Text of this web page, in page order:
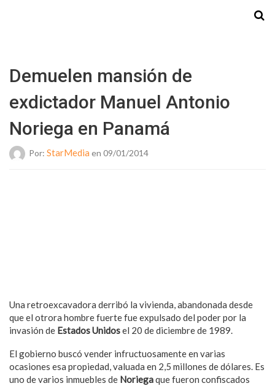
Demuelen mansión de
exdictador Manuel Antonio
Noriega en Panamá
Por: StarMedia en 09/01/2014
Una retroexcavadora derribó la vivienda, abandonada desde
que el otrora hombre fuerte fue expulsado del poder por la
invasión de Estados Unidosel 20 de diciembre de 1989.
El gobierno buscó vender infructuosamente en varias
ocasiones esa propiedad, valuada en 2,5 millones de dólares. Es
uno de varios inmuebles de Noriegaque fueron confiscados